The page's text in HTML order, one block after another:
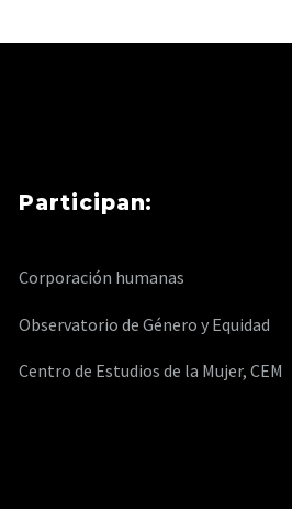
Participan:
Corporación humanas
Observatorio de Género y Equidad
Centro de Estudios de la Mujer, CEM